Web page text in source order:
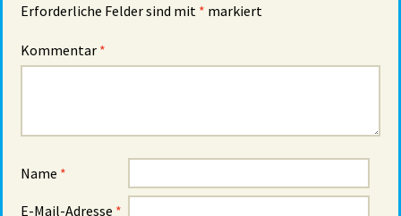
Erforderliche Felder sind mit * markiert
Kommentar *
Name *
E-Mail-Adresse *